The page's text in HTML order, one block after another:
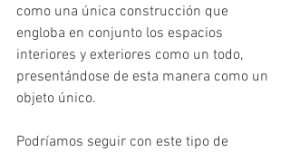
como una única construcción que
engloba en conjunto los espacios
interiores y exteriores como un todo,
presentándose de esta manera como un
objeto único.
Podríamos seguir con este tipo de